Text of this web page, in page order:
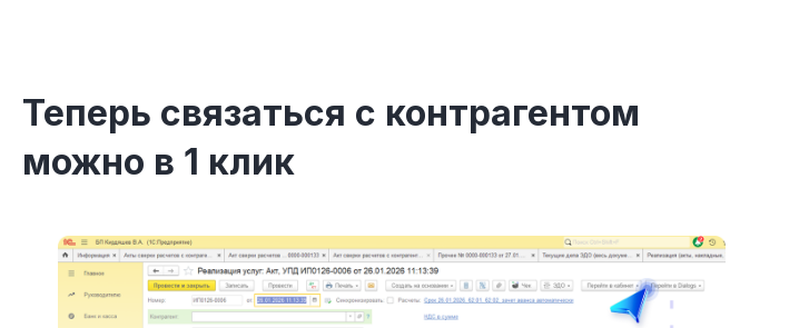
Теперь связаться с контрагентом
можно в 1 клик